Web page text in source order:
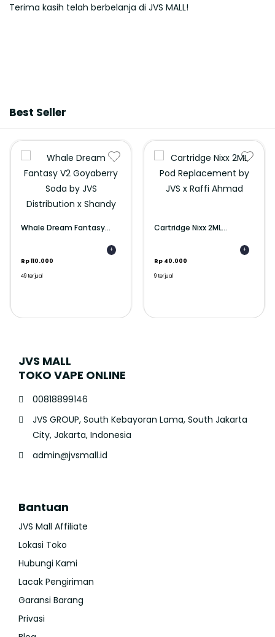
Terima kasih telah berbelanja di JVS MALL!
Best Seller
Whale Dream Fantasy...
Rp 110.000
49 terjual
+
Cartridge Nixx 2ML...
Rp 40.000
9 terjual
+
JVS MALL
TOKO VAPE ONLINE
00818899146
JVS GROUP, South Kebayoran Lama, South Jakarta
City, Jakarta, Indonesia
admin@jvsmall.id
Bantuan
JVS Mall Affiliate
Lokasi Toko
Hubungi Kami
Lacak Pengiriman
Garansi Barang
Privasi